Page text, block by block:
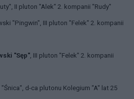
II pluton "Alek" 2. kompanii "Rudy"
"Pingwin", III pluton "Felek" 2. kompanii
"Sęp" , III pluton "Felek" 2. kompanii
"Śnica", d-ca plutonu Kolegium "A" lat 25